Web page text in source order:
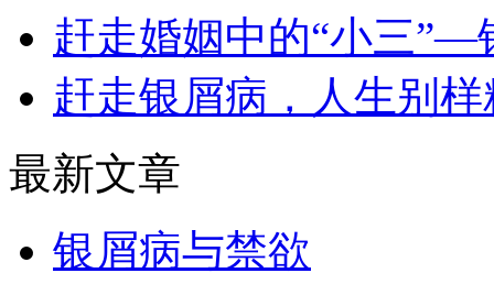
赶走婚姻中的“小三”—
赶走银屑病，人生别
最新文章
银屑病与禁欲